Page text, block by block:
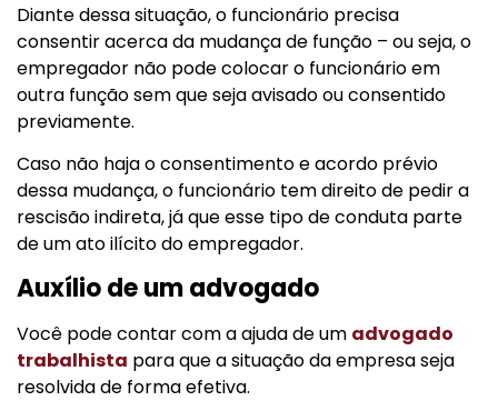
Diante dessa situação, o funcionário precisa
consentir acerca da mudança de função – ou seja, o
empregador não pode colocar o funcionário em
outra função sem que seja avisado ou consentido
previamente.
Caso não haja o consentimento e acordo prévio
dessa mudança, o funcionário tem direito de pedir a
rescisão indireta, já que esse tipo de conduta parte
de um ato ilícito do empregador.
Auxílio de um advogado
Você pode contar com a ajuda de um advogado
trabalhista para que a situação da empresa seja
resolvida de forma efetiva.